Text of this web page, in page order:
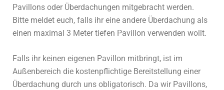
Pavillons oder Überdachungen mitgebracht werden.
Bitte meldet euch, falls ihr eine andere Überdachung als
einen maximal 3 Meter tiefen Pavillon verwenden wollt.
Falls ihr keinen eigenen Pavillon mitbringt, ist im
Außenbereich die kostenpflichtige Bereitstellung einer
Überdachung durch uns obligatorisch. Da wir Pavillons,